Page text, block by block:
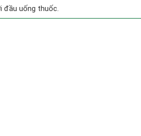
đầu uống thuốc.